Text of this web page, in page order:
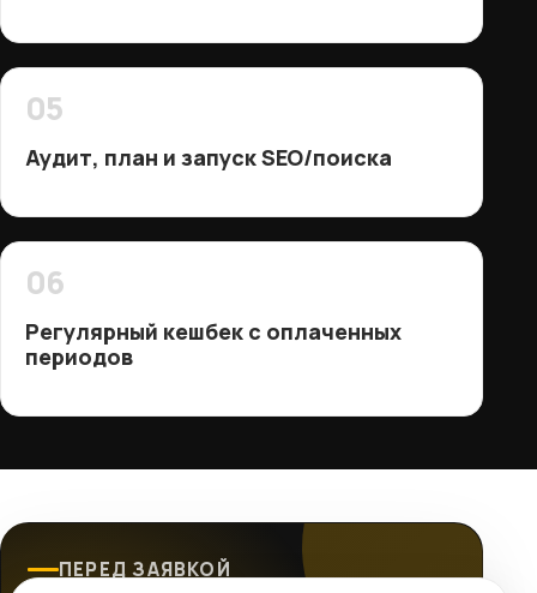
05
Аудит, план и запуск SEO/поиска
06
Регулярный кешбек с оплаченных
периодов
ПЕРЕД ЗАЯВКОЙ